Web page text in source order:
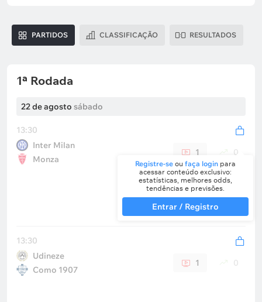
PARTIDOS CLASSIFICAÇÃO RESULTADOS
1ª Rodada
22 de agosto sábado
13:30
Inter Milan
Monza
1 0
13:30
Udineze
Como 1907
1 0
Registre-se ou faça login para
acessar conteúdo exclusivo:
estatísticas, melhores odds,
tendências e previsões.
Entrar / Registro